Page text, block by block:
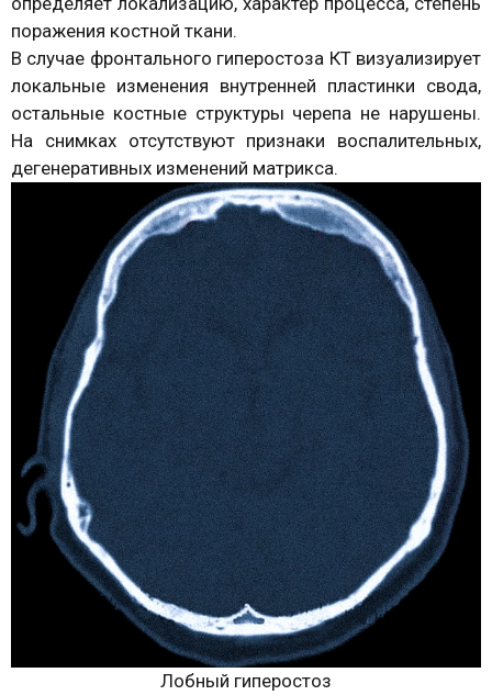
поражения костной ткани.
В случае фронтального гиперостоза КТ визуализирует
локальные изменения внутренней пластинки свода,
остальные костные структуры черепа не нарушены.
На снимках отсутствуют признаки воспалительных,
дегенеративных изменений матрикса.
Лобный гиперостоз